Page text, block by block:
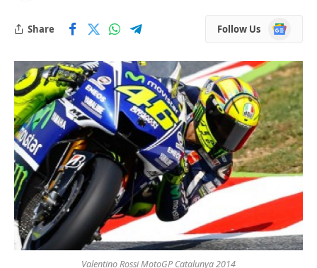
Share Follow Us
Google
News
Valentino Rossi MotoGP Catalunya 2014